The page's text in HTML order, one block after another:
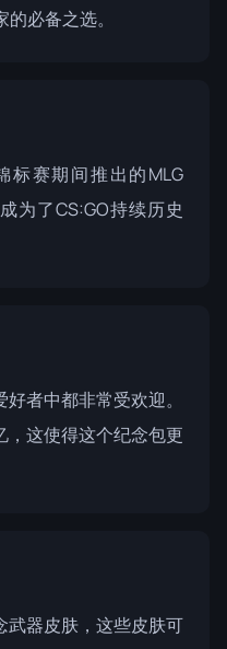
必备之选。
标赛期间推出的MLG
为了CS:GO持续历史
者中都非常受欢迎。
，这使得这个纪念包更
武器皮肤，这些皮肤可